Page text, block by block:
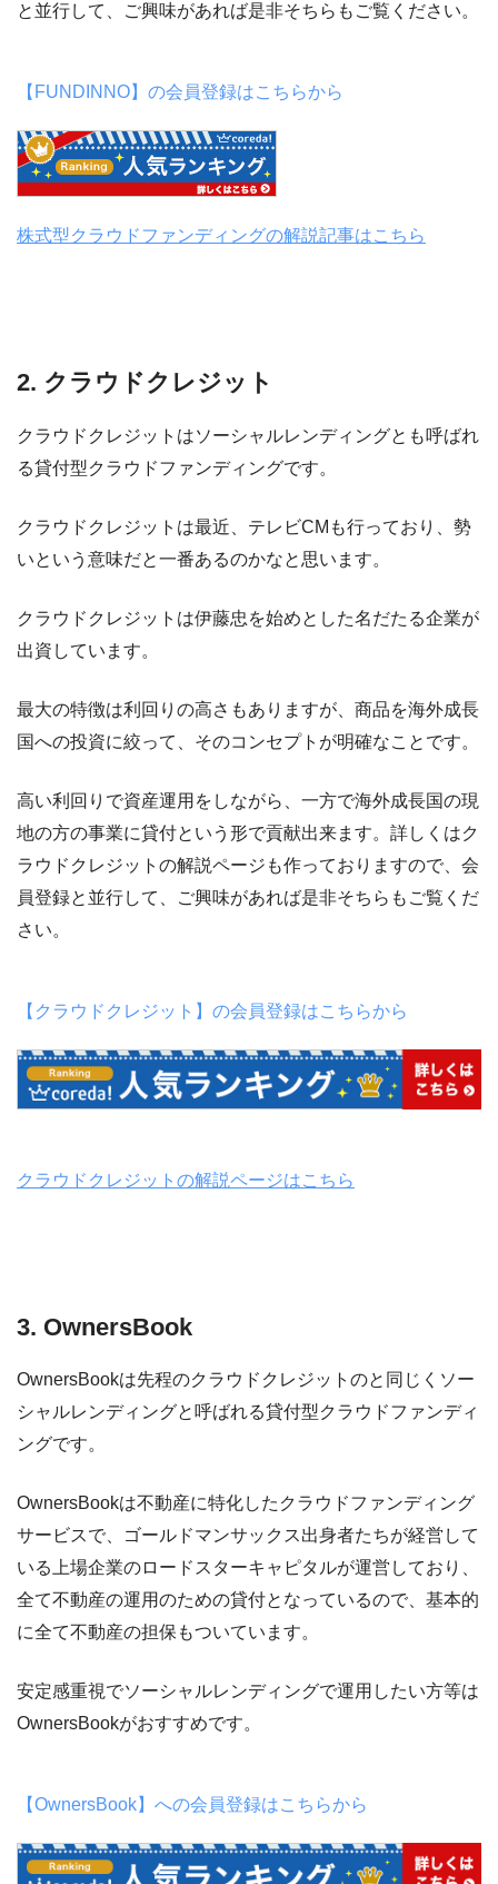
と並行して、ご興味があれば是非そちらもご覧ください。
【FUNDINNO】の会員登録はこちらから
株式型クラウドファンディングの解説記事はこちら
2. クラウドクレジット
クラウドクレジットはソーシャルレンディングとも呼ばれ
る貸付型クラウドファンディングです。
クラウドクレジットは最近、テレビCMも行っており、勢
いという意味だと一番あるのかなと思います。
クラウドクレジットは伊藤忠を始めとした名だたる企業が
出資しています。
最大の特徴は利回りの高さもありますが、商品を海外成長
国への投資に絞って、そのコンセプトが明確なことです。
高い利回りで資産運用をしながら、一方で海外成長国の現
地の方の事業に貸付という形で貢献出来ます。詳しくはク
ラウドクレジットの解説ページも作っておりますので、会
員登録と並行して、ご興味があれば是非そちらもご覧くだ
さい。
【クラウドクレジット】の会員登録はこちらから
クラウドクレジットの解説ページはこちら
3. OwnersBook
OwnersBookは先程のクラウドクレジットのと同じくソー
シャルレンディングと呼ばれる貸付型クラウドファンディ
ングです。
OwnersBookは不動産に特化したクラウドファンディング
サービスで、ゴールドマンサックス出身者たちが経営して
いる上場企業のロードスターキャピタルが運営しており、
全て不動産の運用のための貸付となっているので、基本的
に全て不動産の担保もついています。
安定感重視でソーシャルレンディングで運用したい方等は
OwnersBookがおすすめです。
【OwnersBook】への会員登録はこちらから